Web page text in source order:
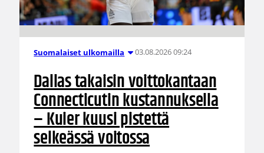
Suomalaiset ulkomailla 03.08.2026 09:24
Dallas takaisin voittokantaan
Connecticutin kustannuksella
– Kuier kuusi pistettä
selkeässä voitossa